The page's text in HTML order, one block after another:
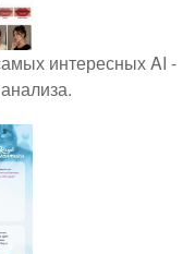
интересных AI -